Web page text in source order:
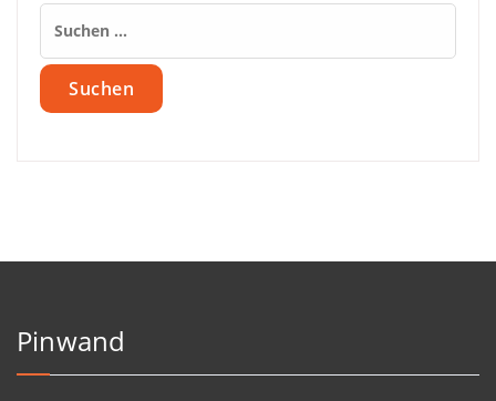
Suchen
nach:
Pinwand